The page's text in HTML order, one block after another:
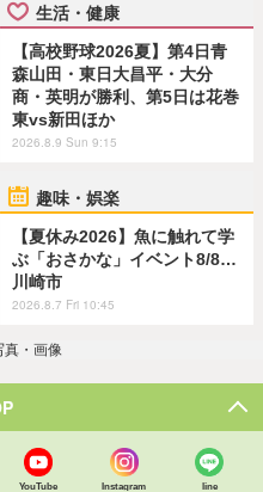
生活・健康
【高校野球2026夏】第4日青
森山田・東日大昌平・大分
商・英明が勝利、第5日は花巻
東vs新田ほか
2026.8.9 Sun 9:15
趣味・娯楽
【夏休み2026】魚に触れて学
ぶ「おさかな」イベント8/8…
川崎市
2026.8.7 Fri 10:45
真・画像
YouTube Instagram line